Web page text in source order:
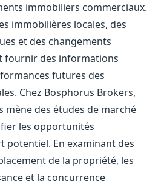
immobiliers commerciaux.
immobilières locales, des
et des changements
fournir des informations
futures des
Chez Bosphorus Brokers,
mène des études de marché
les opportunités
potentiel. En examinant des
de la propriété, les
et la concurrence